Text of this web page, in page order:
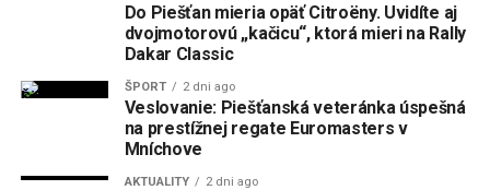
Do Piešťan mieria opäť Citroëny. Uvidíte aj
dvojmotorovú „kačicu“, ktorá mieri na Rally
Dakar Classic
ŠPORT 2 dni ago
Veslovanie: Piešťanská veteránka úspešná
na prestížnej regate Euromasters v
Mníchove
AKTUALITY 2 dni ago